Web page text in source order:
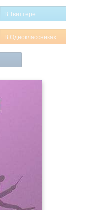
В Твиттере
В Одноклассниках